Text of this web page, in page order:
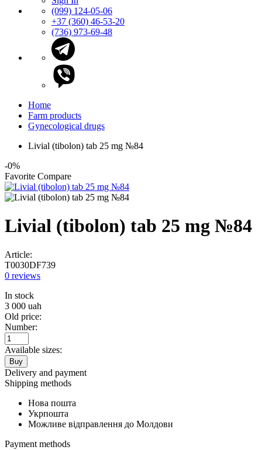
(099) 124-05-06
+37 (360) 46-53-20
(736) 973-69-48
Home
Farm products
Gynecological drugs
Livial (tibolon) tab 25 mg №84
-0%
Favorite Compare
Livial (tibolon) tab 25 mg №84
Article:
T0030DF739
0 reviews
In stock
3 000 uah
Old price:
Number:
Available sizes:
Buy
Delivery and payment
Shipping methods
Нова пошта
Укрпошта
Можливе відправлення до Молдови
Payment methods